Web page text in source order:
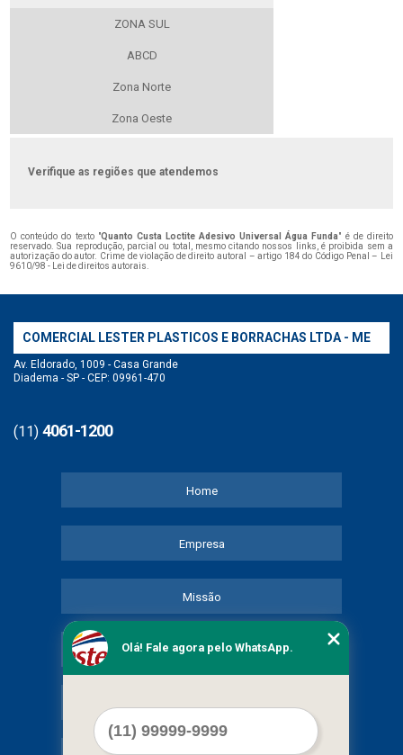
ZONA SUL
ABCD
Zona Norte
Zona Oeste
Verifique as regiões que atendemos
O conteúdo do texto "Quanto Custa Loctite Adesivo Universal Água Funda" é de direito
reservado. Sua reprodução, parcial ou total, mesmo citando nossos links, é proibida sem a
autorização do autor. Crime de violação de direito autoral – artigo 184 do Código Penal –
Lei
9610/98 - Lei de direitos autorais
COMERCIAL LESTER PLASTICOS E BORRACHAS LTDA - ME
Av. Eldorado, 1009 - Casa Grande
Diadema - SP - CEP: 09961-470
(11) 4061-1200
Home
Empresa
Missão
Serviços
Olá! Fale agora pelo WhatsApp.